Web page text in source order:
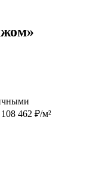
462 ₽/м²